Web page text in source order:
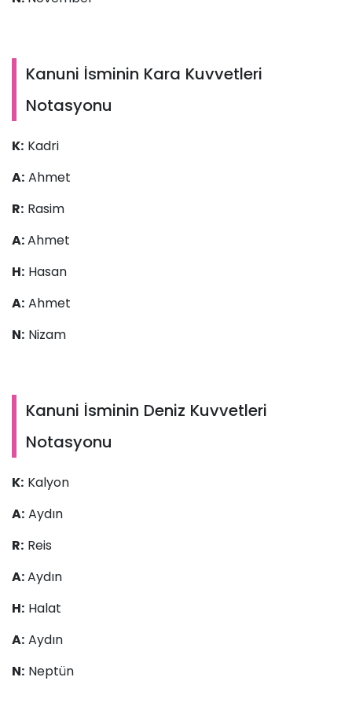
Kanuni İsminin Kara Kuvvetleri
Notasyonu
K: Kadri
A: Ahmet
R: Rasim
A:Ahmet
H: Hasan
A: Ahmet
N: Nizam
Kanuni İsminin Deniz Kuvvetleri
Notasyonu
K: Kalyon
A: Aydın
R: Reis
A:Aydın
H: Halat
A: Aydın
N: Neptün